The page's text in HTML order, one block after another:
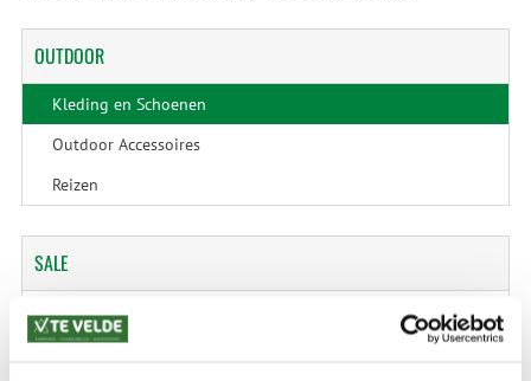
OUTDOOR
Kleding en Schoenen
Outdoor Accessoires
Reizen
SALE
SALE Kamperen